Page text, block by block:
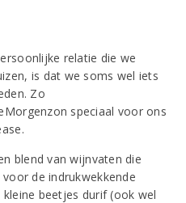
relatie die we
is dat we soms wel iets
Zo
speciaal voor ons
blend van wijnvaten die
de indrukwekkende
kleine beetjes durif (ook wel